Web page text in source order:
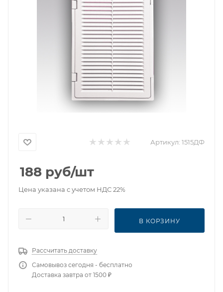
Артикул: 1515ДФ
188 руб/шт
Цена указана с учетом НДС 22%
В КОРЗИНУ
Рассчитать доставку
Самовывоз сегодня - бесплатно
Доставка завтра от 1500 ₽